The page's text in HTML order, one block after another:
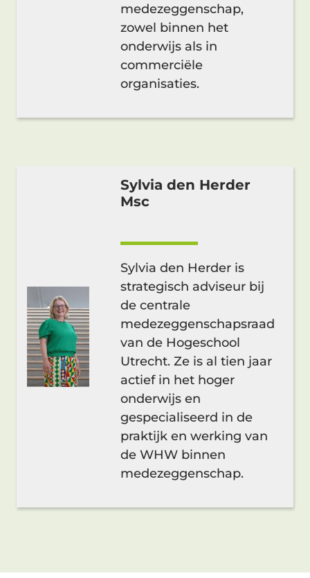
medezeggenschap,
zowel binnen het
onderwijs als in
commerciële
organisaties.
Sylvia den Herder
Msc
Sylvia den Herder is
strategisch adviseur bij
de centrale
medezeggenschapsraad
van de Hogeschool
Utrecht. Ze is al tien jaar
actief in het hoger
onderwijs en
gespecialiseerd in de
praktijk en werking van
de WHW binnen
medezeggenschap.